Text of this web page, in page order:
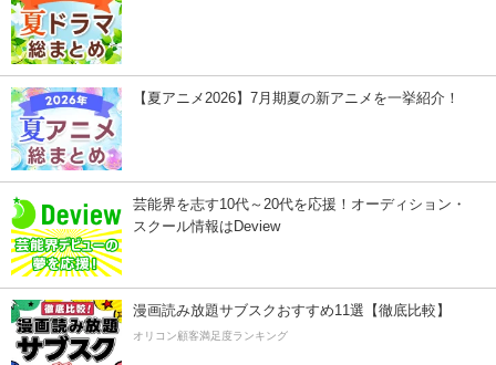
【夏アニメ2026】7月期夏の新アニメを一挙紹介！
芸能界を志す10代～20代を応援！オーディション・
スクール情報はDeview
漫画読み放題サブスクおすすめ11選【徹底比較】
オリコン顧客満足度ランキング